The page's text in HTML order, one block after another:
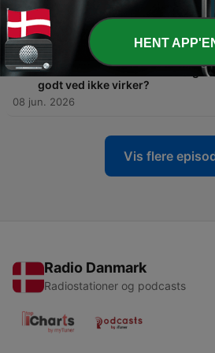
58 - Når Type 5 kommunikerer –
behovet for plads til at tænke.
15 jun. 2026
57 - Hvorfor bliver du ved med at
godt ved ikke virker?
08 jun. 2026
Vis flere
Radio Danmark
Radiostationer og podcasts
HENT